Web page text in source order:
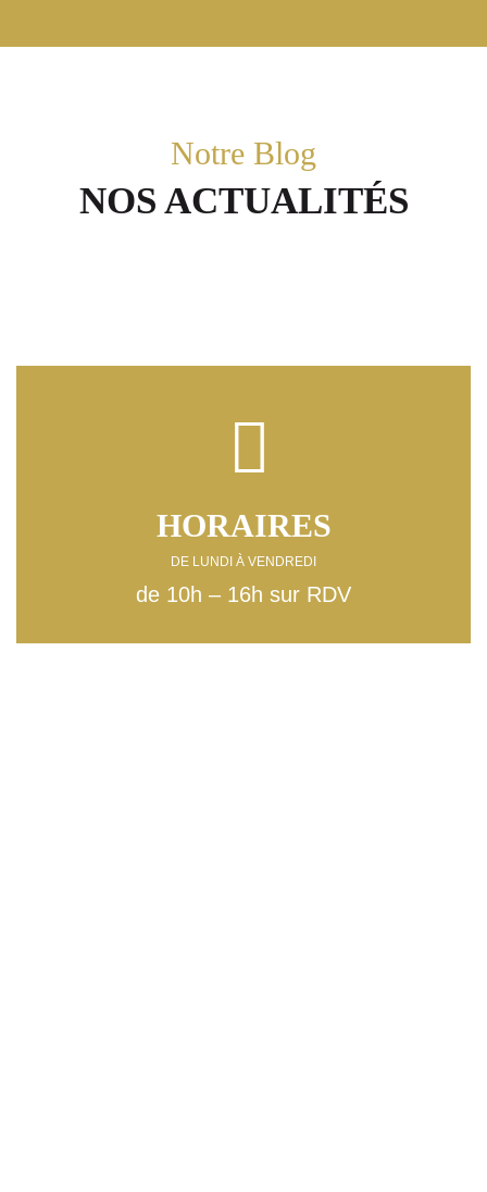
Notre Blog
NOS ACTUALITÉS
HORAIRES
DE LUNDI À VENDREDI
de 10h – 16h sur RDV